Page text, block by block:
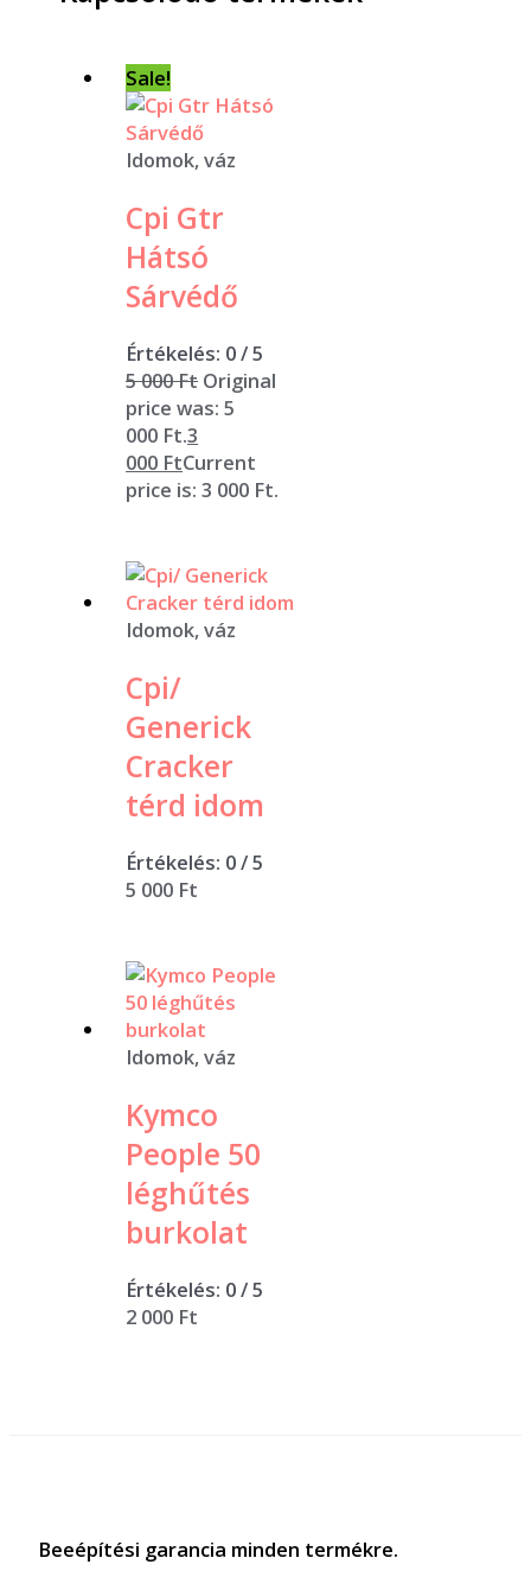
Sale!
Idomok, váz
Cpi Gtr
Hátsó
Sárvédő
Értékelés: 0/ 5
5 000Ft Original
price was: 5
000 Ft.3
000 FtCurrent
price is: 3 000 Ft.
Idomok, váz
Cpi/
Generick
Cracker
térd idom
Értékelés: 0/ 5
5 000 Ft
Idomok, váz
Kymco
People 50
léghűtés
burkolat
Értékelés: 0/ 5
2 000 Ft
Beeépítési garancia minden termékre.